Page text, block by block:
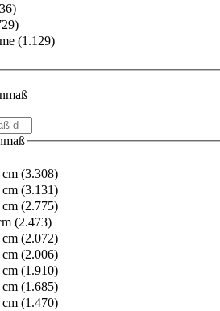
(1.129)
cm (3.308)
cm (3.131)
cm (2.775)
(2.473)
cm (2.072)
cm (2.006)
cm (1.910)
cm (1.685)
cm (1.470)